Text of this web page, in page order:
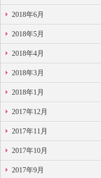
2018年6月
2018年5月
2018年4月
2018年3月
2018年1月
2017年12月
2017年11月
2017年10月
2017年9月